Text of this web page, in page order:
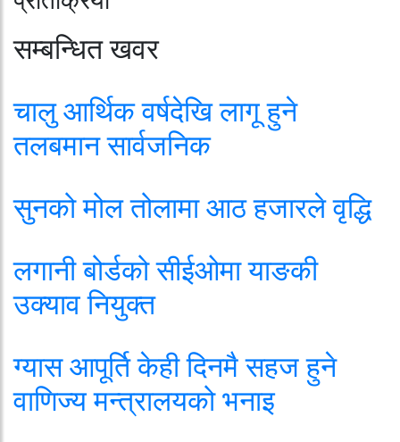
सम्बन्धित खवर
चालु आर्थिक वर्षदेखि लागू हुने
तलबमान सार्वजनिक
सुनको मोल तोलामा आठ हजारले वृद्धि
लगानी बोर्डको सीईओमा याङकी
उक्याव नियुक्त
ग्यास आपूर्ति केही दिनमै सहज हुने
वाणिज्य मन्त्रालयको भनाइ